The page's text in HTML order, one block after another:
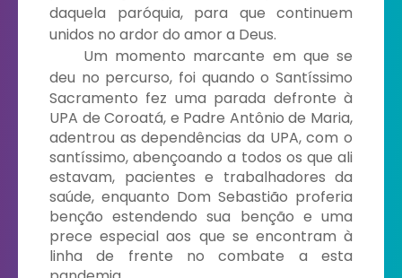
daquela paróquia, para que continuem
unidos no ardor do amor a Deus.
Um momento marcante em que se
deu no percurso, foi quandoo Santíssimo
Sacramento fez uma parada defronte à
UPA de Coroatá, e Padre Antônio de Maria,
adentrou as dependências da UPA, com o
santíssimo, abençoando a todos os que ali
estavam, pacientes e trabalhadores da
saúde, enquanto Dom Sebastião proferia
benção estendendo sua benção e uma
prece especial aos que se encontram à
linha de frente no combate a esta